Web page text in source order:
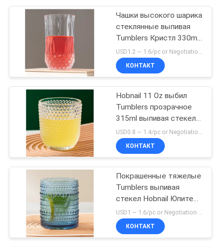
PRIVACY
POLICY
Чашки высокого шарика
стеклянные выпивая
Tumblers Кристл 330ml
11 унции винтажные
отжатые стеклянные
USD1.2 ~ 1.6/pc or Negotiation MOQ:20000 PCS
КОНТАКТ
Hobnail 11 Oz выбил
Tumblers прозрачное
315ml выпивая стекел
старомодные
КОНТАКТ
Покрашенные тяжелые
Tumblers выпивая
стекел Hobnail Юпитера
отжатая машина 12 Oz
КОНТАКТ